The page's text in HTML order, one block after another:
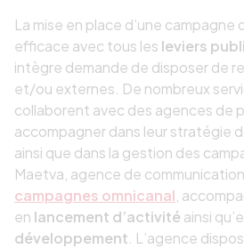
La mise en place d’une
efficace avec tous les leviers
intègre demande de disposer de
et/ou externes. De nombreux
collaborent avec des agences de
accompagner dans leur stratégie
ainsi que dans la gestion des
Maetva, agence de
campagnes omnicanal,
en lancement d’activité ainsi
développement. L’agence